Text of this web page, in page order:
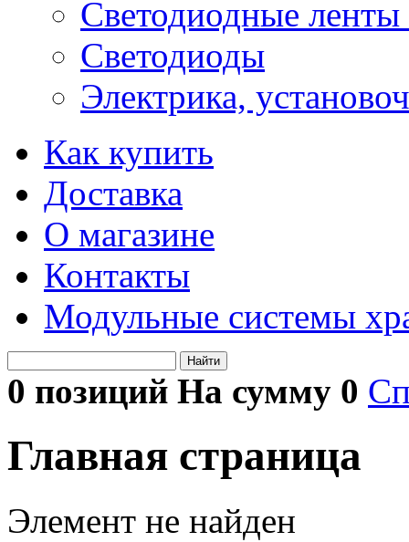
Светодиодные
Светодиоды
Электрика,
Как купить
Доставка
О магазине
Контакты
Модульные системы
Найти
0 позиций На сумму 0
Главная страница
Элемент не найден